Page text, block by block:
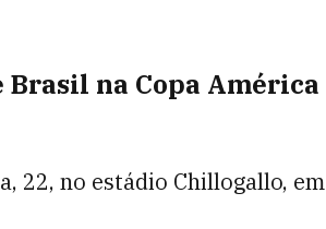
na Copa América
22, no estádio Chillogallo, em